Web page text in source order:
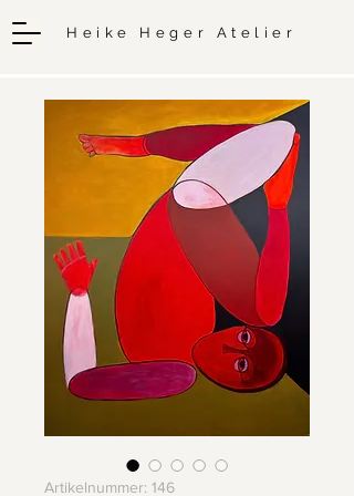
Heike Heger Atelier
Artikelnummer: 146